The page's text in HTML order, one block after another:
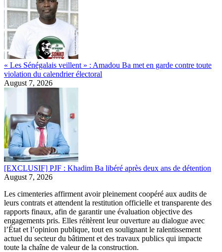
« Les Sénégalais veillent » : Amadou Ba met en garde contre toute
violation du calendrier électoral
August 7, 2026
[EXCLUSIF] PJF : Khadim Ba libéré après deux ans de détention
August 7, 2026
Les cimenteries affirment avoir pleinement coopéré aux audits de
leurs contrats et attendent la restitution officielle et transparente des
rapports finaux, afin de garantir une évaluation objective des
engagements pris. Elles réitèrent leur ouverture au dialogue avec
l’État et l’opinion publique, tout en soulignant le ralentissement
actuel du secteur du bâtiment et des travaux publics qui impacte
toute la chaîne de valeur de la construction.